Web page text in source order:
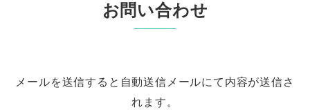
お問い合わせ
メールを送信すると自動送信メールにて内容が送信さ
れます。